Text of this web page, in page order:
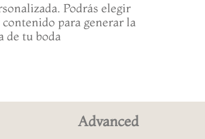
Podrás elegir
para generar la
de tu boda
Advanced